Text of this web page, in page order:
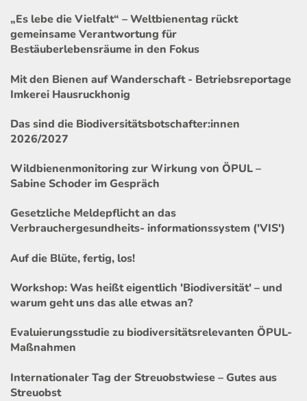
„Es lebe die Vielfalt“ – Weltbienentag rückt
gemeinsame Verantwortung für
Bestäuberlebensräume in den Fokus
Mit den Bienen auf Wanderschaft - Betriebsreportage
Imkerei Hausruckhonig
Das sind die Biodiversitätsbotschafter:innen
2026/2027
Wildbienenmonitoring zur Wirkung von ÖPUL –
Sabine Schoder im Gespräch
Gesetzliche Meldepflicht an das
Verbrauchergesundheits- informationssystem ('VIS')
Auf die Blüte, fertig, los!
Workshop: Was heißt eigentlich 'Biodiversität' – und
warum geht uns das alle etwas an?
Evaluierungsstudie zu biodiversitätsrelevanten ÖPUL-
Maßnahmen
Internationaler Tag der Streuobstwiese – Gutes aus
Streuobst